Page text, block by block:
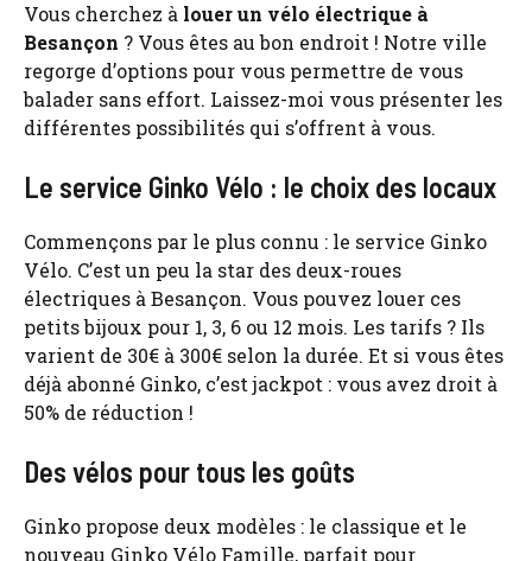
Vous cherchez à louer un vélo électrique à
Besançon ? Vous êtes au bon endroit ! Notre ville
regorge d’options pour vous permettre de vous
balader sans effort. Laissez-moi vous présenter les
différentes possibilités qui s’offrent à vous.
Le service Ginko Vélo : le choix des locaux
Commençons par le plus connu : le service Ginko
Vélo. C’est un peu la star des deux-roues
électriques à Besançon. Vous pouvez louer ces
petits bijoux pour 1, 3, 6 ou 12 mois. Les tarifs ? Ils
varient de 30€ à 300€ selon la durée. Et si vous êtes
déjà abonné Ginko, c’est jackpot : vous avez droit à
50% de réduction !
Des vélos pour tous les goûts
Ginko propose deux modèles : le classique et le
nouveau Ginko Vélo Famille, parfait pour